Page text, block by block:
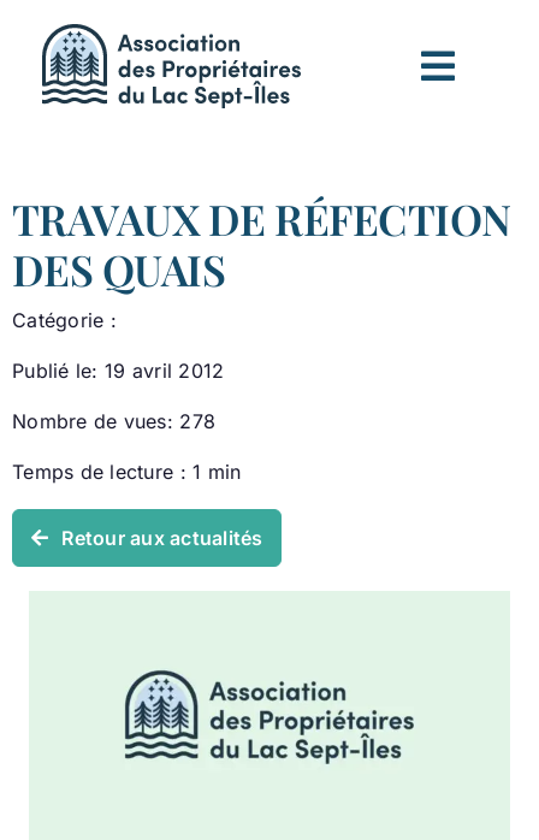
contenu
TRAVAUX DE RÉFECTION
DES QUAIS
Catégorie :
Publié le: 19 avril 2012
Nombre de vues: 278
Temps de lecture : 1 min
Retour aux actualités